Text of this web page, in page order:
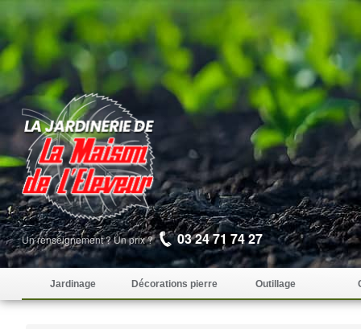
Un renseignement ? Un prix ? 03 24 71 74 27
Jardinage Décorations pierre Outillage